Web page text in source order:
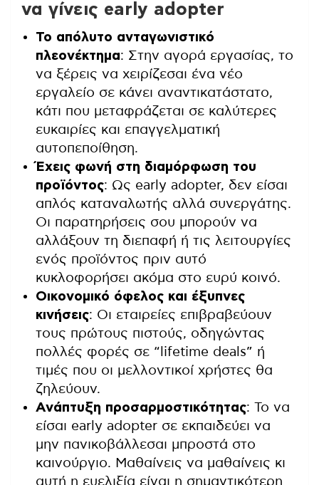
να γίνεις early adopter
Το απόλυτο ανταγωνιστικό
πλεονέκτημα: Στην αγορά εργασίας, το
να ξέρεις να χειρίζεσαι ένα νέο
εργαλείο σε κάνει αναντικατάστατο,
κάτι που μεταφράζεται σε καλύτερες
ευκαιρίες και επαγγελματική
αυτοπεποίθηση.
Έχεις φωνή στη διαμόρφωση του
προϊόντος: Ως early adopter, δεν είσαι
απλός καταναλωτής αλλά συνεργάτης.
Οι παρατηρήσεις σου μπορούν να
αλλάξουν τη διεπαφή ή τις λειτουργίες
ενός προϊόντος πριν αυτό
κυκλοφορήσει ακόμα στο ευρύ κοινό.
Οικονομικό όφελος και έξυπνες
κινήσεις: Οι εταιρείες επιβραβεύουν
τους πρώτους πιστούς, οδηγώντας
πολλές φορές σε “lifetime deals” ή
τιμές που οι μελλοντικοί χρήστες θα
ζηλεύουν.
Ανάπτυξη προσαρμοστικότητας: Το να
είσαι early adopter σε εκπαιδεύει να
μην πανικοβάλλεσαι μπροστά στο
καινούργιο. Μαθαίνεις να μαθαίνεις κι
αυτή η ευελιξία είναι η σημαντικότερη